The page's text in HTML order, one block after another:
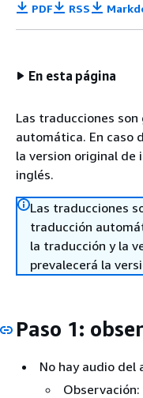
PDF RSS
En esta página
Las traducciones
automática. En caso
la version original de
inglés.
Las traducciones
traducción
la traducción y la
prevalecerá la
Paso 1:
No hay audio del